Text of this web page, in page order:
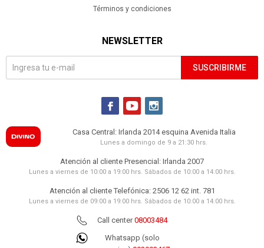
Términos y condiciones
NEWSLETTER
SUSCRIBIRME
  
Casa Central: Irlanda 2014 esquina Avenida Italia
Lunes a domingo de 9 a 21:30 hrs.
Atención al cliente Presencial: Irlanda 2007
Lunes a viernes de 10:00 a 19:00 hrs. Sábados de 10:00 a 14:00 hrs.
Atención al cliente Telefónica: 2506 12 62 int. 781
Lunes a viernes de 09:00 a 19:00 hrs. Sábados de 10:00 a 14:00 hrs.
Call center08003484
Whatsapp (solo